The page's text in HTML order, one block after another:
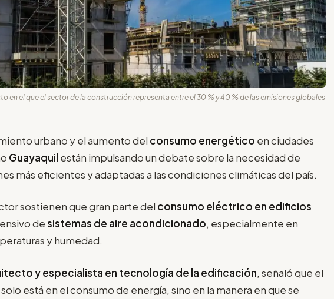
en el que el sector de la construcción representa entre el 30 % y 40 % de las emisiones globales
urbano y el aumento del consumo energético en ciudades
Guayaquil están impulsando un debate sobre la necesidad de
más eficientes y adaptadas a las condiciones climáticas del país.
sostienen que gran parte del consumo eléctrico en edificios
desistemas de aire acondicionado, especialmente en
y humedad.
y especialista en tecnología de la edificación, señaló que el
está en el consumo de energía, sino en la manera en que se